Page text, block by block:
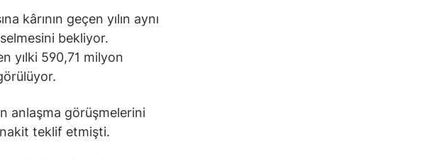
kârının geçen yılın aynı
bekliyor.
yılki 590,71 milyon
anlaşma görüşmelerini
nakit teklif etmişti.